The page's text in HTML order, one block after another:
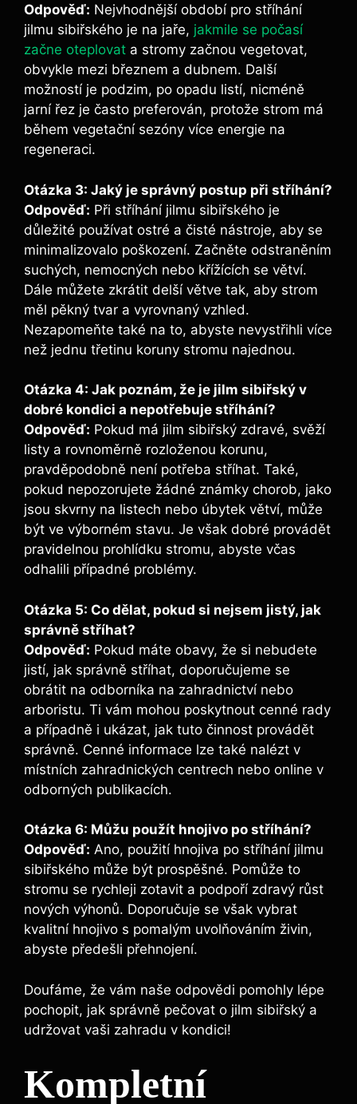
Odpověď: Nejvhodnější období pro stříhání
jilmu sibiřského je na jaře, jakmile se počasí
začne oteplovat a stromy začnou vegetovat,
obvykle mezi březnem a dubnem. Další
možností je podzim, po opadu listí, nicméně
jarní řez je často preferován, protože strom má
během vegetační sezóny více energie na
regeneraci.
Otázka 3: Jaký je správný postup při stříhání?
Odpověď: Při stříhání jilmu sibiřského je
důležité používat ostré a čisté nástroje, aby se
minimalizovalo poškození. Začněte odstraněním
suchých, nemocných nebo křížících se větví.
Dále můžete zkrátit delší větve tak, aby strom
měl pěkný tvar a vyrovnaný vzhled.
Nezapomeňte také na to, abyste nevystřihli více
než jednu třetinu koruny stromu najednou.
Otázka 4: Jak poznám, že je jilm sibiřský v
dobré kondici a nepotřebuje stříhání?
Odpověď: Pokud má jilm sibiřský zdravé, svěží
listy a rovnoměrně rozloženou korunu,
pravděpodobně není potřeba stříhat. Také,
pokud nepozorujete žádné známky chorob, jako
jsou skvrny na listech nebo úbytek větví, může
být ve výborném stavu. Je však dobré provádět
pravidelnou prohlídku stromu, abyste včas
odhalili případné problémy.
Otázka 5: Co dělat, pokud si nejsem jistý, jak
správně stříhat?
Odpověď: Pokud máte obavy, že si nebudete
jistí, jak správně stříhat, doporučujeme se
obrátit na odborníka na zahradnictví nebo
arboristu. Ti vám mohou poskytnout cenné rady
a případně i ukázat, jak tuto činnost provádět
správně. Cenné informace lze také nalézt v
místních zahradnických centrech nebo online v
odborných publikacích.
Otázka 6: Můžu použít hnojivo po stříhání?
Odpověď: Ano, použití hnojiva po stříhání jilmu
sibiřského může být prospěšné. Pomůže to
stromu se rychleji zotavit a podpoří zdravý růst
nových výhonů. Doporučuje se však vybrat
kvalitní hnojivo s pomalým uvolňováním živin,
abyste předešli přehnojení.
Doufáme, že vám naše odpovědi pomohly lépe
pochopit, jak správně pečovat o jilm sibiřský a
udržovat vaši zahradu v kondici!
Kompletní